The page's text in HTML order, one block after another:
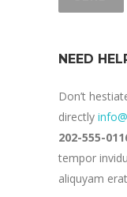
NEED
Don’t
directly
202-555-
tempor
aliquyam